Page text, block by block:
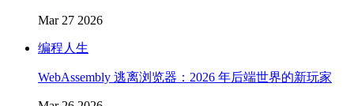
Mar 27 2026
编程人生
WebAssembly 逃离浏览器：2026 年后端世界的新玩家